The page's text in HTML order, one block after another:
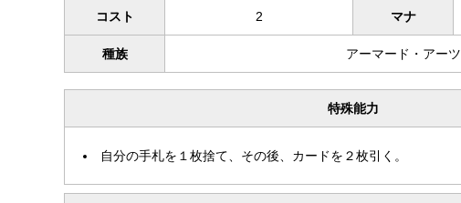
コスト 2 マナ
種族 アーマード・アーツ
特殊能力
自分の手札を１枚捨て、その後、カードを２枚引く。